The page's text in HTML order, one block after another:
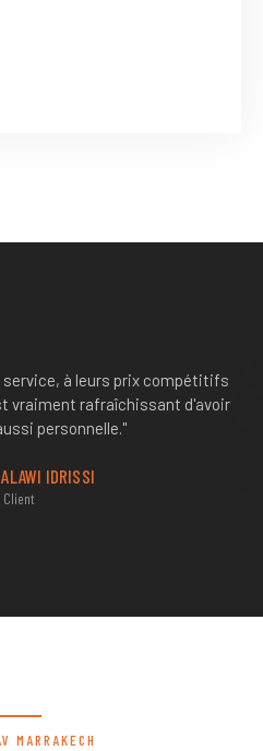
service, à leurs prix compétitifs
vraiment rafraîchissant d'avoir
personnelle."
IDRISSI
Client
MARRAKECH